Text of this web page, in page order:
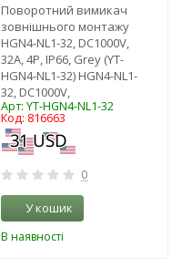
Поворотний вимикач
зовнішнього монтажу
HGN4-NL1-32, DC1000V,
32A, 4P, IP66, Grey (YT-
HGN4-NL1-32) HGN4-NL1-
32, DC1000V,
Арт: YT-HGN4-NL1-32
Код: 816663
0
У кошик
В наявності